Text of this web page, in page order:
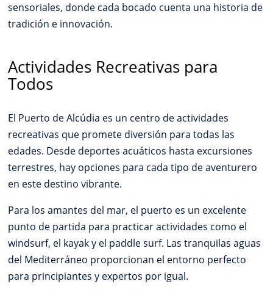
sensoriales, donde cada bocado cuenta una historia de
tradición e innovación.
Actividades Recreativas para
Todos
El Puerto de Alcúdia es un centro de actividades
recreativas que promete diversión para todas las
edades. Desde deportes acuáticos hasta excursiones
terrestres, hay opciones para cada tipo de aventurero
en este destino vibrante.
Para los amantes del mar, el puerto es un excelente
punto de partida para practicar actividades como el
windsurf, el kayak y el paddle surf. Las tranquilas aguas
del Mediterráneo proporcionan el entorno perfecto
para principiantes y expertos por igual.